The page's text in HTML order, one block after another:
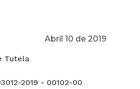
de 2019
Tutela
2019 - 00102-00